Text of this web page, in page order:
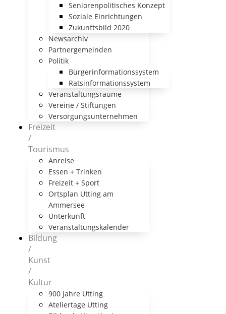
Seniorenpolitisches Konzept
Soziale Einrichtungen
Zukunftsbild 2020
Newsarchiv
Partnergemeinden
Politik
Bürgerinformationssystem
Ratsinformationssystem
Veranstaltungsräume
Vereine / Stiftungen
Versorgungsunternehmen
Freizeit
/
Tourismus
Anreise
Essen + Trinken
Freizeit + Sport
Ortsplan Utting am
Ammersee
Unterkunft
Veranstaltungskalender
Bildung
/
Kunst
/
Kultur
900 Jahre Utting
Ateliertage Utting